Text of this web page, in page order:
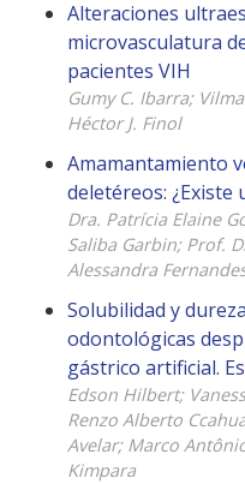
Alteraciones
microvasculatura
pacientes VIH
Gumy C. Ibarra;
Héctor J. Finol
Amamantamiento
deletéreos: ¿Existe
Dra. Patrícia Elaine
Saliba Garbin; Prof.
Alessandra
Solubilidad y
odontológicas
gástrico artificial.
Edson Hilbert;
Renzo Alberto
Avelar; Marco
Kimpara